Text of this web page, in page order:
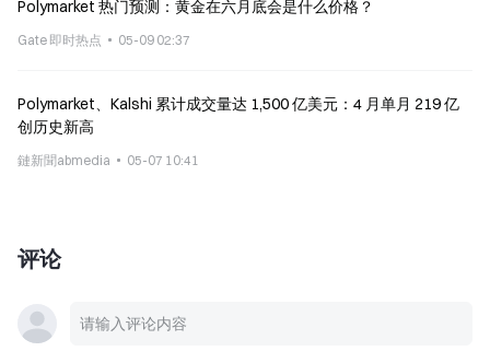
Polymarket 热门预测：黄金在六月底会是什么价格？
Gate 即时热点 05-09 02:37
Polymarket、Kalshi 累计成交量达 1,500 亿美元：4 月单月 219 亿
创历史新高
鏈新聞abmedia 05-07 10:41
评论